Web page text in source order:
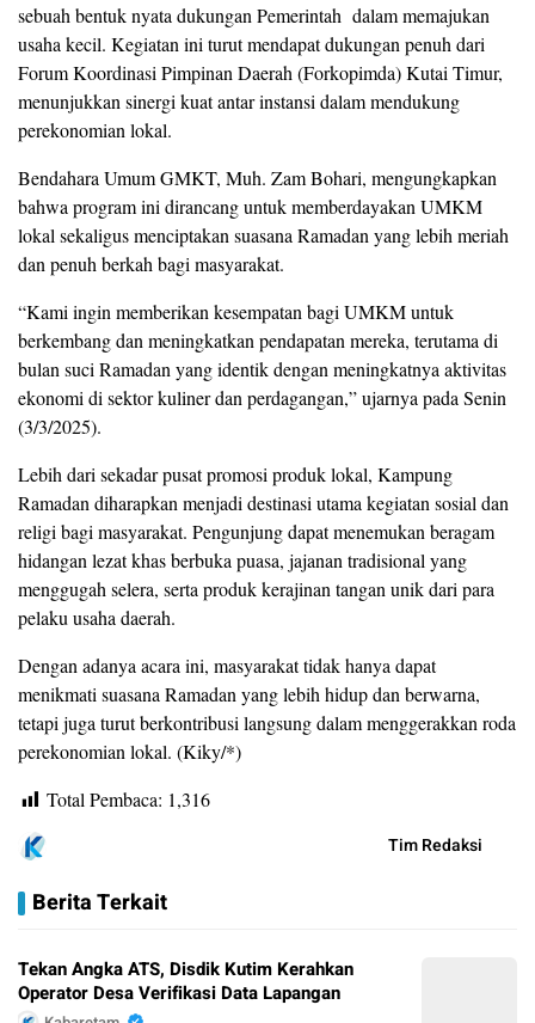
sebuah bentuk nyata dukungan Pemerintah dalam memajukan
usaha kecil. Kegiatan ini turut mendapat dukungan penuh dari
Forum Koordinasi Pimpinan Daerah (Forkopimda) Kutai Timur,
menunjukkan sinergi kuat antar instansi dalam mendukung
perekonomian lokal.
Bendahara Umum GMKT, Muh. Zam Bohari, mengungkapkan
bahwa program ini dirancang untuk memberdayakan UMKM
lokal sekaligus menciptakan suasana Ramadan yang lebih meriah
dan penuh berkah bagi masyarakat.
“Kami ingin memberikan kesempatan bagi UMKM untuk
berkembang dan meningkatkan pendapatan mereka, terutama di
bulan suci Ramadan yang identik dengan meningkatnya aktivitas
ekonomi di sektor kuliner dan perdagangan,” ujarnya pada Senin
(3/3/2025).
Lebih dari sekadar pusat promosi produk lokal, Kampung
Ramadan diharapkan menjadi destinasi utama kegiatan sosial dan
religi bagi masyarakat. Pengunjung dapat menemukan beragam
hidangan lezat khas berbuka puasa, jajanan tradisional yang
menggugah selera, serta produk kerajinan tangan unik dari para
pelaku usaha daerah.
Dengan adanya acara ini, masyarakat tidak hanya dapat
menikmati suasana Ramadan yang lebih hidup dan berwarna,
tetapi juga turut berkontribusi langsung dalam menggerakkan roda
perekonomian lokal. (Kiky/*)
Total Pembaca: 1,316
Tim Redaksi
Berita Terkait
Tekan Angka ATS, Disdik Kutim Kerahkan
Operator Desa Verifikasi Data Lapangan